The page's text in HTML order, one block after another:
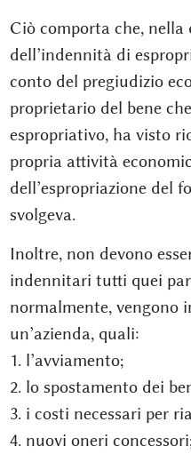
Ciò comporta che, nella
dell’indennità di
conto del pregiudizio
proprietario del bene
espropriativo, ha visto
propria attività
dell’espropriazione del
svolgeva.
Inoltre, non devono
indennitari tutti quei
normalmente, vengono
un’azienda, quali:
1. l’avviamento;
2. lo spostamento dei
3. i costi necessari per
4. nuovi oneri